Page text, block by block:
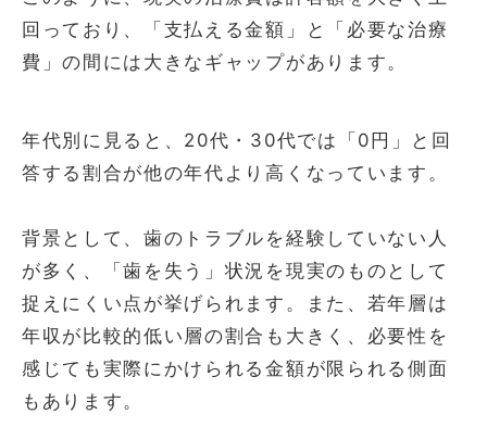
回っており、「支払える金額」と「必要な治療
費」の間には大きなギャップがあります。
年代別に見ると、20代・30代では「0円」と回
答する割合が他の年代より高くなっています。
背景として、歯のトラブルを経験していない人
が多く、「歯を失う」状況を現実のものとして
捉えにくい点が挙げられます。また、若年層は
年収が比較的低い層の割合も大きく、必要性を
感じても実際にかけられる金額が限られる側面
もあります。